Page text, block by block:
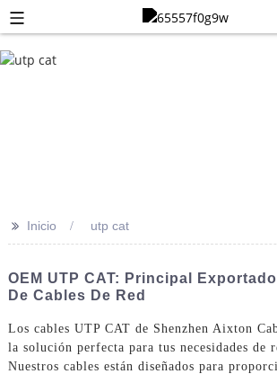
>> Inicio utp cat
OEM UTP CAT: Principal
De Cables De Red
Los cables UTP CAT de Shenzhen Aixton
la solución perfecta para tus necesidades de
Nuestros cables están diseñados para